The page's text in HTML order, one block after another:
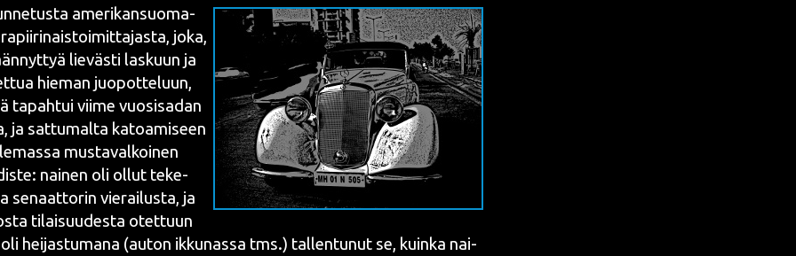
ame­ri­kan­suo­ma­
joka,
lie­väs­ti las­kuun ja
hie­man juo­pot­te­luun,
tapah­tui vii­me vuo­si­sa­dan
ja sat­tu­mal­ta katoa­mi­seen
mus­ta­val­koi­nen
nai­nen oli ollut teke­
senaat­to­rin vie­rai­lus­ta, ja
tilai­suu­des­ta otet­tuun
hei­jas­tu­ma­na (auton ikku­nas­sa tms.) tal­len­tu­nut se, kuin­ka nai­